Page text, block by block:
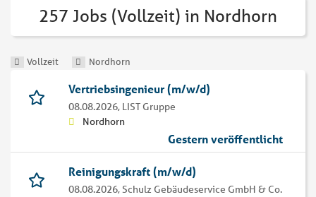
257 Jobs (Vollzeit) in Nordhorn
Vollzeit Nordhorn
Vertriebsingenieur (m/w/d)
08.08.2026, LIST Gruppe
Nordhorn
Gestern veröffentlicht
Reinigungskraft (m/w/d)
08.08.2026,Schulz Gebäudeservice GmbH & Co.